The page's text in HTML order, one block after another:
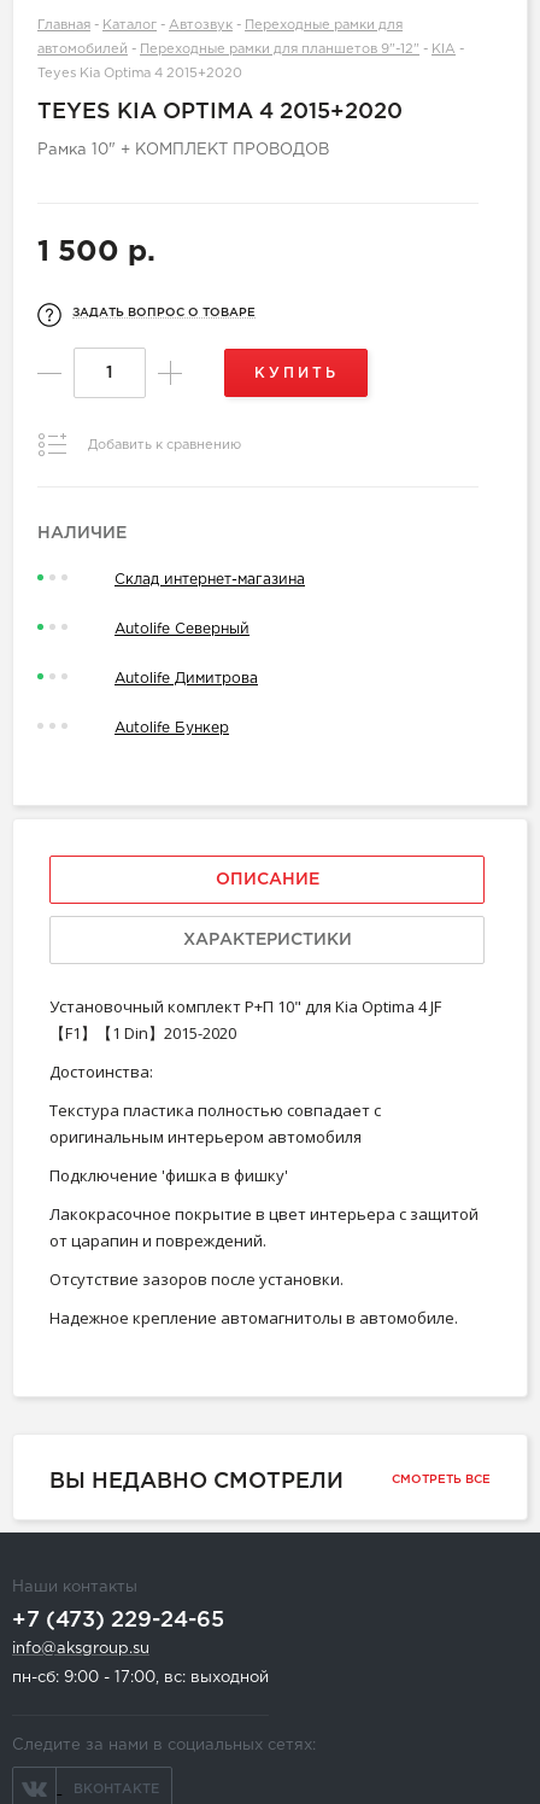
Главная - Каталог - Автозвук -
Переходные рамки для
автомобилей - Переходные рамки для планшетов 9"-12" - KIA -
Teyes Kia Optima 4 2015+2020
TEYES KIA OPTIMA 4 2015+2020
Рамка 10" + КОМПЛЕКТ ПРОВОДОВ
1 500 р.
ЗАДАТЬ ВОПРОС О ТОВАРЕ
КУПИТЬ
Добавить к сравнению
НАЛИЧИЕ
Склад интернет-магазина
Autolife Северный
Autolife Димитрова
Autolife Бункер
ОПИСАНИЕ
ХАРАКТЕРИСТИКИ
Установочный комплект Р+П 10" для Kia Optima 4 JF
【F1】【1 Din】2015-2020
Достоинства:
Текстура пластика полностью совпадает с
оригинальным интерьером автомобиля
Подключение 'фишка в фишку'
Лакокрасочное покрытие в цвет интерьера c защитой
от царапин и повреждений.
Отсутствие зазоров после установки.
Надежное крепление автомагнитолы в автомобиле.
ВЫ НЕДАВНО СМОТРЕЛИ СМОТРЕТЬ ВСЕ
Наши контакты
+7 (473) 229-24-65
info@aksgroup.su
пн-сб: 9:00 - 17:00, вс: выходной
Следите за нами в социальных сетях:
ВКОНТАКТЕ